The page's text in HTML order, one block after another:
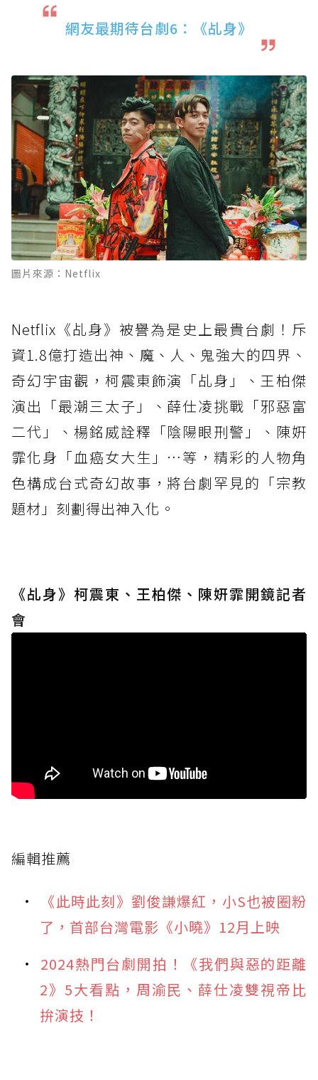
網友最期待台劇6：《乩身》
圖片來源：Netflix
Netflix《乩身》被譽為是史上最貴台劇！斥
資1.8億打造出神、魔、人、鬼強大的四界、
奇幻宇宙觀，柯震東飾演「乩身」、王柏傑
演出「最潮三太子」、薛仕凌挑戰「邪惡富
二代」、楊銘威詮釋「陰陽眼刑警」、陳姸
霏化身「血癌女大生」…等，精彩的人物角
色構成台式奇幻故事，將台劇罕見的「宗教
題材」刻劃得出神入化。
《乩身》柯震東、王柏傑、陳姸霏開鏡記者
會
編輯推薦
《此時此刻》劉俊謙爆紅，小S也被圈粉
了，首部台灣電影《小曉》12月上映
2024熱門台劇開拍！《我們與惡的距離
2》5大看點，周渝民、薛仕凌雙視帝比
拚演技！